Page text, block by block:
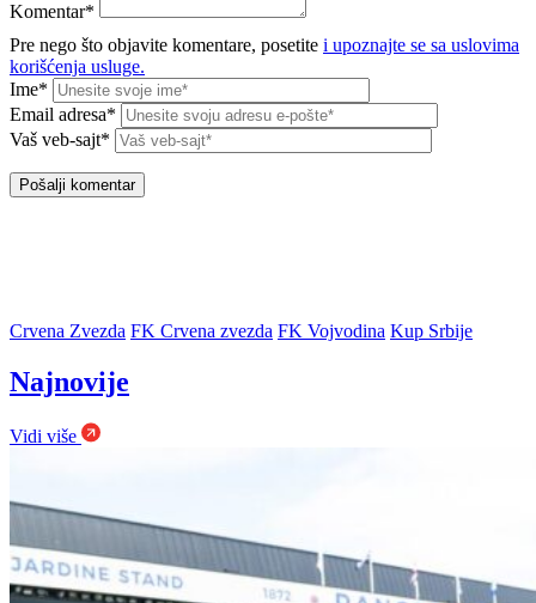
Komentar*
Pre nego što objavite komentare, posetite i upoznajte se sa uslovima
korišćenja usluge.
Ime*
Email adresa*
Vaš veb-sajt*
Crvena Zvezda FK Crvena zvezda FK Vojvodina Kup Srbije
Najnovije
Vidi više